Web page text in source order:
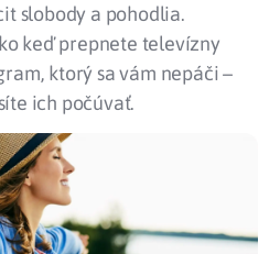
slobody a pohodlia.
keď prepnete televízny
ktorý sa vám nepáči –
ich počúvať.